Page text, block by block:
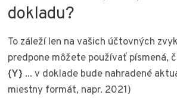
dokladu?
To záleží len na vašich účtovných
predpone môžete používať písmená,
{Y} ... v doklade bude nahradené
miestny formát, napr. 2021)